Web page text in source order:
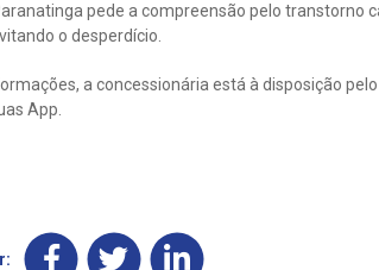
pede a compreensão pelo transtorno
o desperdício.
a concessionária está à disposição
App.